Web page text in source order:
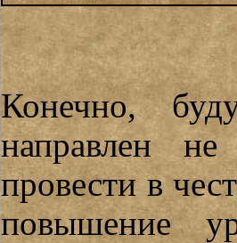
Конечно,
направлен
провести в
повышение